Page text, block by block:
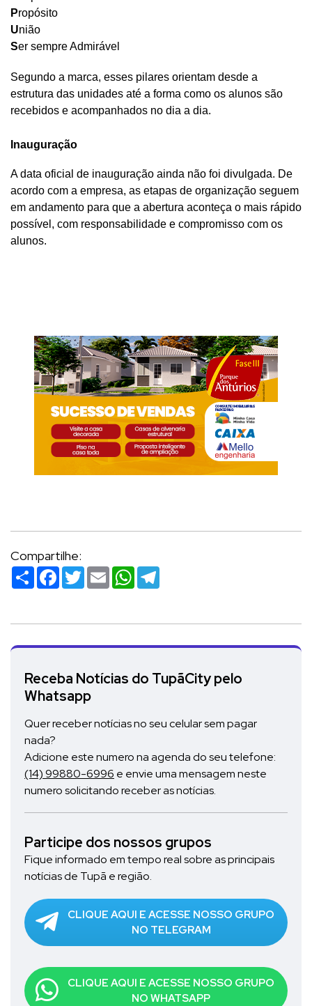
Propósito
União
Ser sempre Admirável
Segundo a marca, esses pilares orientam desde a
estrutura das unidades até a forma como os alunos são
recebidos e acompanhados no dia a dia.
Inauguração
A data oficial de inauguração ainda não foi divulgada. De
acordo com a empresa, as etapas de organização seguem
em andamento para que a abertura aconteça o mais rápido
possível, com responsabilidade e compromisso com os
alunos.
Compartilhe:
Compartilhar
Facebook
TwitterEmailWhatsApp
Receba Notícias do TupãCity pelo
Whatsapp
Quer receber notícias no seu celular sem pagar
nada?
Adicione este numero na agenda do seu telefone:
(14) 99880-6996 e envie uma mensagem neste
numero solicitando receber as notícias.
Participe dos nossos grupos
Fique informado em tempo real sobre as principais
notícias de Tupã e região.
CLIQUE AQUI E ACESSE NOSSO GRUPO
NO TELEGRAM
CLIQUE AQUI E ACESSE NOSSO GRUPO
NO WHATSAPP